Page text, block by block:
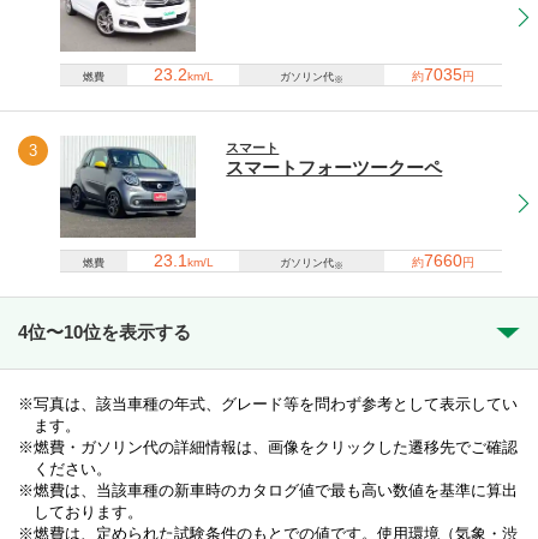
燃費 23.2km/L ガソリン代※ 約7035円
3 スマート
スマートフォーツークーペ
燃費 23.1 km/L ガソリン代※ 約7660円
4位〜10位を表示する
写真は、該当車種の年式、グレード等を問わず参考として表示してい
ます。
燃費・ガソリン代の詳細情報は、画像をクリックした遷移先でご確認
ください。
燃費は、当該車種の新車時のカタログ値で最も高い数値を基準に算出
しております。
燃費は、定められた試験条件のもとでの値です。使用環境（気象・渋